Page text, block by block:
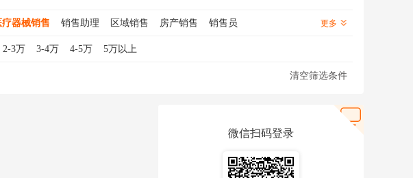
疗器械销售 销售助理 区域销售 房产销售
销售员
售 酒店销售 钢材销售 信用卡销售
更多
2-3万 3-4万 4-5万 5万以上
清空筛选条件
微信扫码登录